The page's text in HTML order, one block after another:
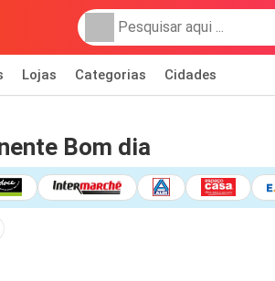
Lojas Categorias Cidades
Bom dia